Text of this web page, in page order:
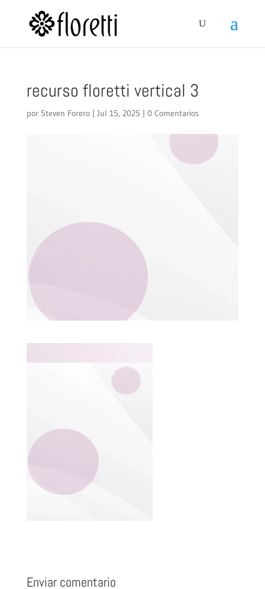
recurso floretti vertical 3
por Steven Forero| Jul 15, 2025 | 0 Comentarios
Enviar comentario